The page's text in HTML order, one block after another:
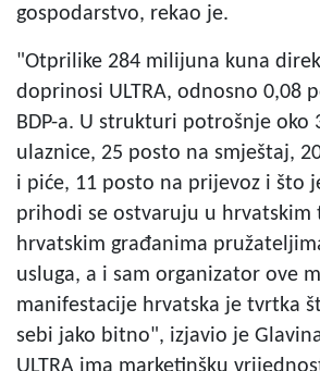
gospodarstvo, rekao je.
"Otprilike 284 milijuna kuna
doprinosi ULTRA, odnosno 0,08
BDP-a. U strukturi potrošnje oko
ulaznice, 25 posto na smještaj,
i piće, 11 posto na prijevoz i što
prihodi se ostvaruju u hrvatskim
hrvatskim građanima
usluga, a i sam organizator ove
manifestacije hrvatska je tvrtka
sebi jako bitno", izjavio je
ULTRA ima marketinšku